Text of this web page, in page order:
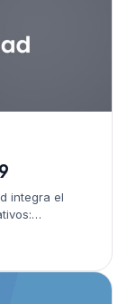
integra el
entregas.